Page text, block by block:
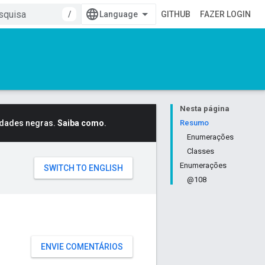
/
GITHUB FAZER LOGIN
Nesta página
Resumo
Enumerações
Classes
Enumerações
@108
negras. Saiba como.
ENVIE COMENTÁRIOS